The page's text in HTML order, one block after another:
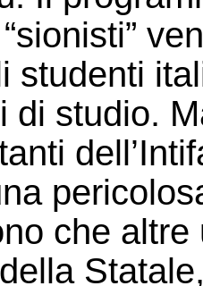
studenti
di studio.
che